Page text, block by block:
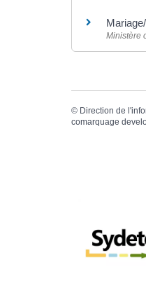
Ministère
© Direction de
comarquage